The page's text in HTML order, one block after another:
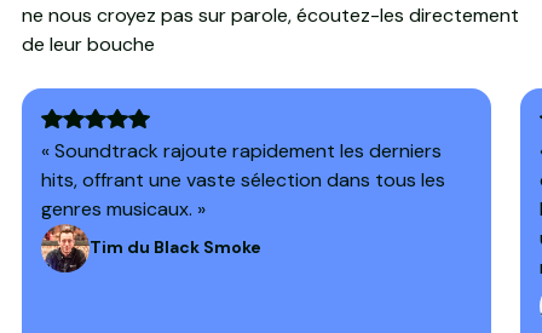
ne nous croyez pas sur parole, écoutez-les directement
de leur bouche
« Soundtrack rajoute rapidement les derniers
hits, offrant une vaste sélection dans tous les
genres musicaux. »
Tim du Black Smoke